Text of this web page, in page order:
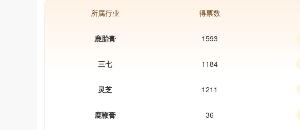
药品经营企业和236个医疗机构的8
所属行业 得票数
鹿胎膏 1593
三七 1184
灵芝 1211
鹿鞭膏 36